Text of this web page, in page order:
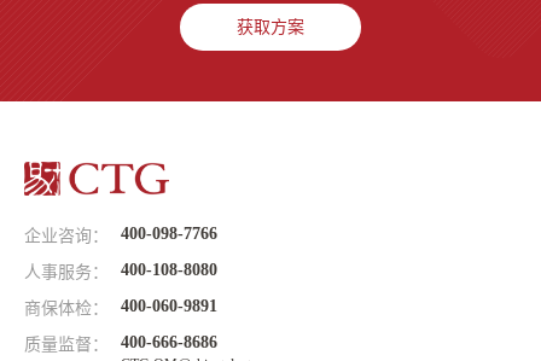
获取方案
企业咨询： 400-098-7766
人事服务： 400-108-8080
商保体检： 400-060-9891
质量监督： 400-666-8686